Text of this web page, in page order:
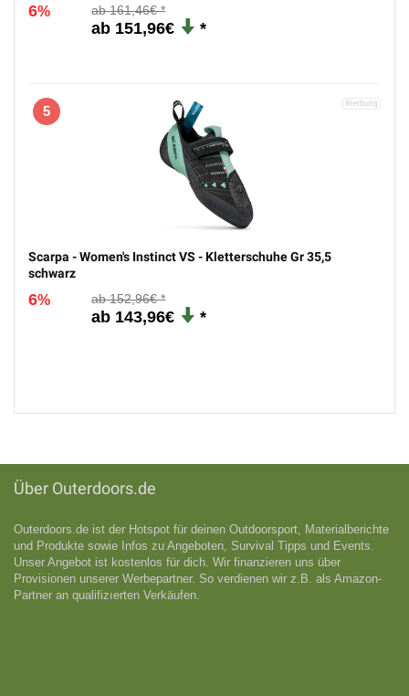
6% 161,46€
151,96€
5
Scarpa - Women's Instinct VS - Kletterschuhe Gr 35,5
schwarz
6% 152,96€
143,96€
Über Outerdoors.de
Outerdoors.de ist der Hotspot für deinen Outdoorsport, Materialberichte
und Produkte sowie Infos zu Angeboten, Survival Tipps und Events.
Unser Angebot ist kostenlos für dich. Wir finanzieren uns über
Provisionen unserer Werbepartner. So verdienen wir z.B. als Amazon-
Partner an qualifizıerten Verkäufen.